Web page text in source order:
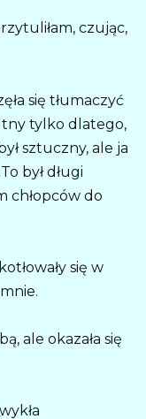
czując,
się tłumaczyć
tylko dlatego,
sztuczny, ale ja
był długi
chłopców do
się w
ale okazała się